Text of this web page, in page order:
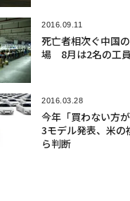
2016.09.11
死亡者相次ぐ中国
場 8月は2名の工
2016.03.28
今年「買わない方
3モデル発表、米の
ら判断